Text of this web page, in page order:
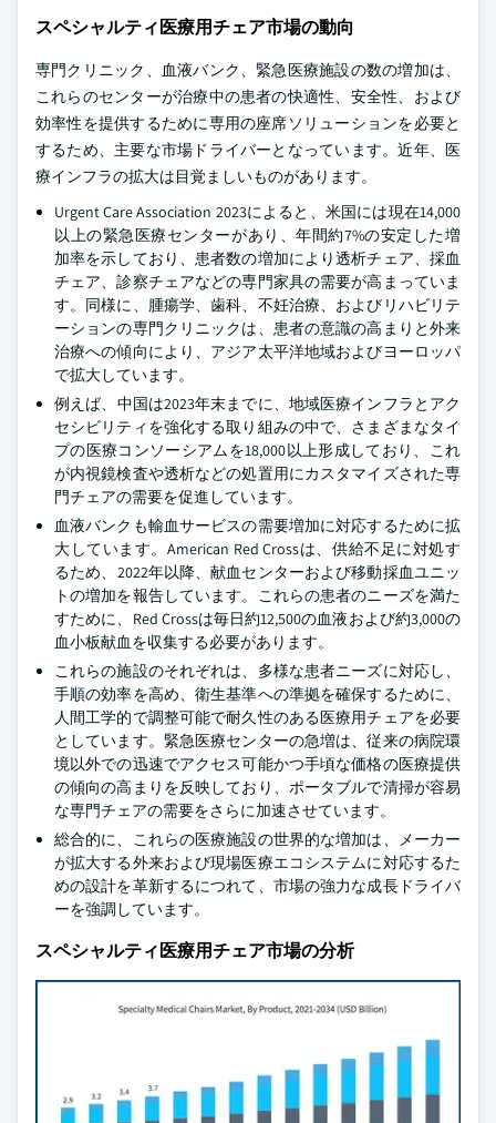
スペシャルティ医療用チェア市場の動向
専門クリニック、血液バンク、緊急医療施設の数の増加は、
これらのセンターが治療中の患者の快適性、安全性、および
効率性を提供するために専用の座席ソリューションを必要と
するため、主要な市場ドライバーとなっています。近年、医
療インフラの拡大は目覚ましいものがあります。
Urgent Care Association 2023によると、米国には現在14,000
以上の緊急医療センターがあり、年間約7%の安定した増
加率を示しており、患者数の増加により透析チェア、採血
チェア、診察チェアなどの専門家具の需要が高まっていま
す。同様に、腫瘍学、歯科、不妊治療、およびリハビリテ
ーションの専門クリニックは、患者の意識の高まりと外来
治療への傾向により、アジア太平洋地域およびヨーロッパ
で拡大しています。
例えば、中国は2023年末までに、地域医療インフラとアク
セシビリティを強化する取り組みの中で、さまざまなタイ
プの医療コンソーシアムを18,000以上形成しており、これ
が内視鏡検査や透析などの処置用にカスタマイズされた専
門チェアの需要を促進しています。
血液バンクも輸血サービスの需要増加に対応するために拡
大しています。American Red Crossは、供給不足に対処す
るため、2022年以降、献血センターおよび移動採血ユニッ
トの増加を報告しています。これらの患者のニーズを満た
すために、Red Crossは毎日約12,500の血液および約3,000の
血小板献血を収集する必要があります。
これらの施設のそれぞれは、多様な患者ニーズに対応し、
手順の効率を高め、衛生基準への準拠を確保するために、
人間工学的で調整可能で耐久性のある医療用チェアを必要
としています。緊急医療センターの急増は、従来の病院環
境以外での迅速でアクセス可能かつ手頃な価格の医療提供
の傾向の高まりを反映しており、ポータブルで清掃が容易
な専門チェアの需要をさらに加速させています。
総合的に、これらの医療施設の世界的な増加は、メーカー
が拡大する外来および現場医療エコシステムに対応するた
めの設計を革新するにつれて、市場の強力な成長ドライバ
ーを強調しています。
スペシャルティ医療用チェア市場の分析